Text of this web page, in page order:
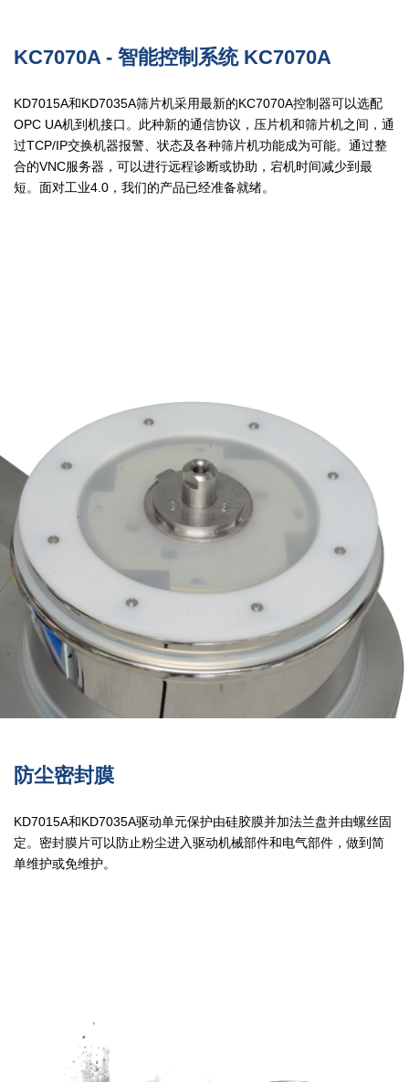
KC7070A - 智能控制系统 KC7070A
KD7015A和KD7035A筛片机采用最新的KC7070A控制器可以选配
OPC UA机到机接口。此种新的通信协议，压片机和筛片机之间，通
过TCP/IP交换机器报警、状态及各种筛片机功能成为可能。通过整
合的VNC服务器，可以进行远程诊断或协助，宕机时间减少到最
短。面对工业4.0，我们的产品已经准备就绪。
防尘密封膜
KD7015A和KD7035A驱动单元保护由硅胶膜并加法兰盘并由螺丝固
定。密封膜片可以防止粉尘进入驱动机械部件和电气部件，做到简
单维护或免维护。